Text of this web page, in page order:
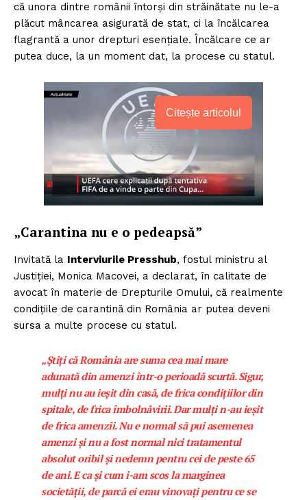
că unora dintre românii întorși din străinătate nu le-a
plăcut mâncarea asigurată de stat, ci la încălcarea
flagrantă a unor drepturi esențiale. Încălcare ce ar
putea duce, la un moment dat, la procese cu statul.
Citește articolul
„Carantina nu e o pedeapsă”
Invitată la Interviurile Presshub, fostul ministru al
Justiției, Monica Macovei, a declarat, în calitate de
avocat în materie de Drepturile Omului, că realmente
condițiile de carantină din România ar putea deveni
sursa a multe procese cu statul.
„Știți că România are suma cea mai mare
adunată din amenzi într-o perioadă scurtă. Sigur,
mulți nu au ieșit din casă, de frica condițiilor din
spitale, de frica îmbolnăvirii. Dar mulți n-au ieșit
de frica amenzii. Nu e normal să pui asemenea
amenzi și nu a fost normal nici tratamentul
absolut oribil și nedemn pentru cei de peste 65
de ani. E ca și cum i-am scos la marginea
societății, de parcă ei erau vinovați pentru ce se